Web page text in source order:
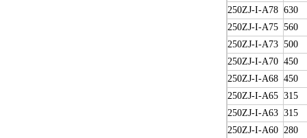
250ZJ-I-A78 630
250ZJ-I-A75 560
250ZJ-I-A73 500
250ZJ-I-A70 450
250ZJ-I-A68 450
250ZJ-I-A65 315
250ZJ-I-A63 315
250ZJ-I-A60 280